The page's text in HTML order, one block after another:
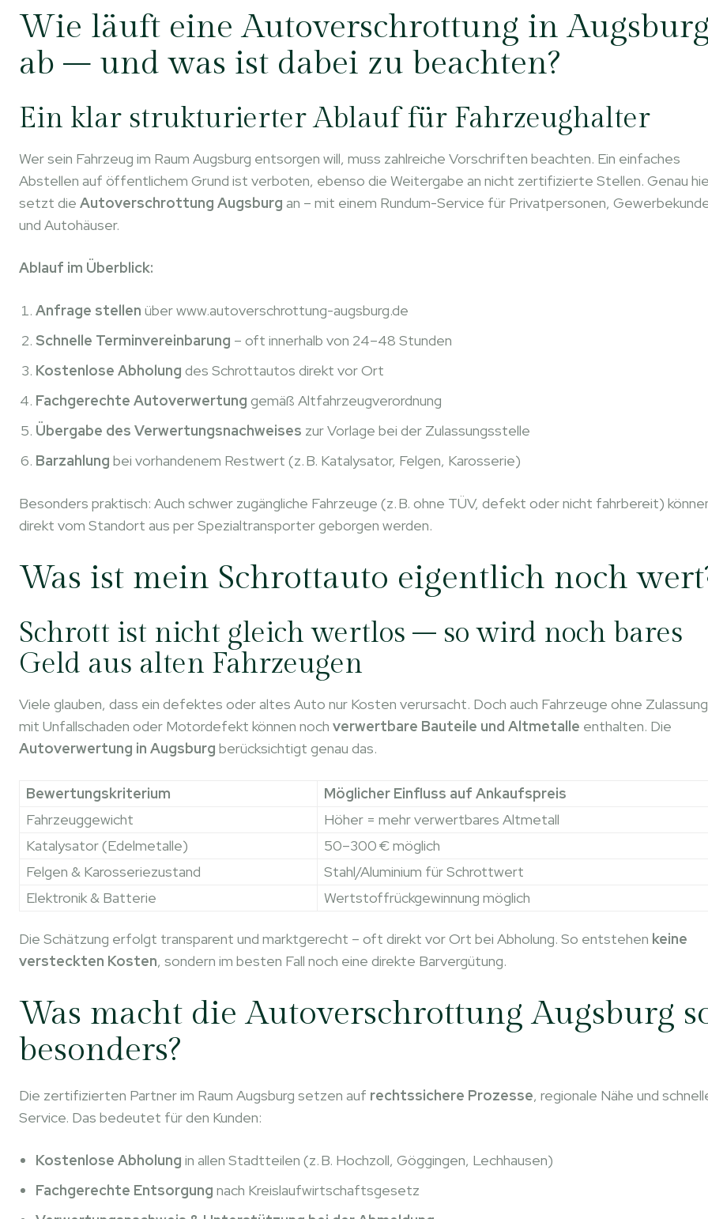
Wie läuft eine Autoverschrottung in
ab – und was ist dabei zu beachten?
Ein klar strukturierter Ablauf für Fahrzeughalter
Wer sein Fahrzeug im Raum Augsburg entsorgen will, muss zahlreiche Vorschriften beachten. Ein einfaches
Abstellen auf öffentlichem Grund ist verboten, ebenso die Weitergabe an nicht zertifizierte Stellen. Genau
setzt die Autoverschrottung Augsburg an – mit einem Rundum-Service für Privatpersonen,
und Autohäuser.
Ablauf im Überblick:
Anfrage stellen über www.autoverschrottung-augsburg.de
Schnelle Terminvereinbarung – oft innerhalb von 24–48 Stunden
Kostenlose Abholung des Schrottautos direkt vor Ort
Fachgerechte Autoverwertung gemäß Altfahrzeugverordnung
Übergabe des Verwertungsnachweises zur Vorlage bei der Zulassungsstelle
Barzahlung bei vorhandenem Restwert (z. B. Katalysator, Felgen, Karosserie)
Besonders praktisch: Auch schwer zugängliche Fahrzeuge (z. B. ohne TÜV, defekt oder nicht fahrbereit)
direkt vom Standort aus per Spezialtransporter geborgen werden.
Was ist mein Schrottauto eigentlich noch
Schrott ist nicht gleich wertlos – so wird noch bares
Geld aus alten Fahrzeugen
Viele glauben, dass ein defektes oder altes Auto nur Kosten verursacht. Doch auch Fahrzeuge ohne
mit Unfallschaden oder Motordefekt können noch verwertbare Bauteile und Altmetalle enthalten. Die
Autoverwertung in Augsburg berücksichtigt genau das.
Bewertungskriterium
Möglicher Einfluss auf Ankaufspreis
Fahrzeuggewicht
Höher = mehr verwertbares Altmetall
Katalysator (Edelmetalle)
50–300 € möglich
Felgen & Karosseriezustand
Stahl/Aluminium für Schrottwert
Elektronik & Batterie
Wertstoffrückgewinnung möglich
Die Schätzung erfolgt transparent und marktgerecht – oft direkt vor Ort bei Abholung. So entstehen keine
versteckten Kosten, sondern im besten Fall noch eine direkte Barvergütung.
Was macht die Autoverschrottung Augsburg
besonders?
Die zertifizierten Partner im Raum Augsburg setzen auf rechtssichere Prozesse, regionale Nähe und
Service. Das bedeutet für den Kunden:
Kostenlose Abholung in allen Stadtteilen (z. B. Hochzoll, Göggingen, Lechhausen)
Fachgerechte Entsorgung nach Kreislaufwirtschaftsgesetz